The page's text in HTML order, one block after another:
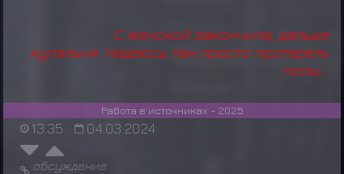
С женской закончила, дальше
купальня. Надеюсь там просто протереть
полы...
Работа в источниках - 2025
13:35 04.03.2024
обсуждение